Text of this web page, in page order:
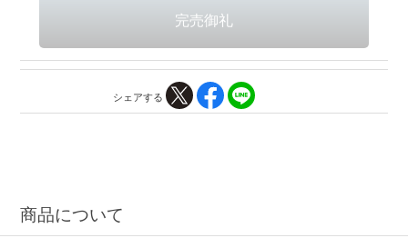
シェアする
商品について